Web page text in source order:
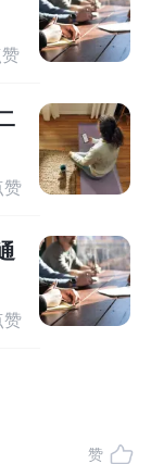
困惑接触心理
和情感质地，
共识性”，是我
比深刻。当然
础。
赞
赞
赞
赞